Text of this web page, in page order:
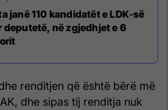
janë 110 kandidatët e LDK-së
deputetë, në zgjedhjet e 6
renditjen që është bërë më
dhe sipas tij renditja nuk